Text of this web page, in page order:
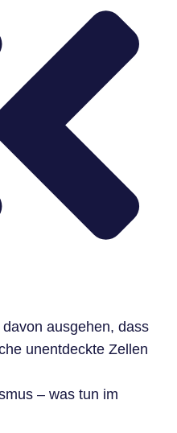
ausgehen, dass
unentdeckte Zellen
– was tun im